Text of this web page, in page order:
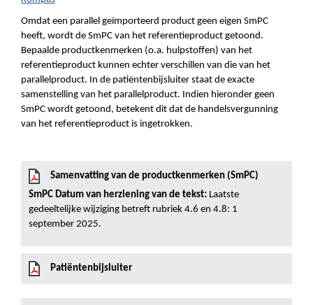
Omdat een parallel geïmporteerd product geen eigen SmPC
heeft, wordt de SmPC van het referentieproduct getoond.
Bepaalde productkenmerken (o.a. hulpstoffen) van het
referentieproduct kunnen echter verschillen van die van het
parallelproduct. In de patiëntenbijsluiter staat de exacte
samenstelling van het parallelproduct. Indien hieronder geen
SmPC wordt getoond, betekent dit dat de handelsvergunning
van het referentieproduct is ingetrokken.
Samenvatting van de productkenmerken (SmPC)
SmPC Datum van herziening van de tekst: Laatste
gedeeltelijke wijziging betreft rubriek 4.6 en 4.8: 1
september 2025.
Patiëntenbijsluiter